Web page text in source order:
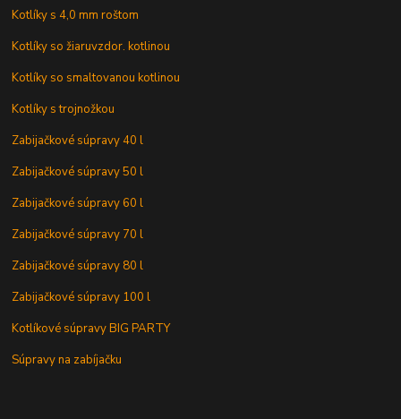
Kotlíky s 4,0 mm roštom
Kotlíky so žiaruvzdor. kotlinou
Kotlíky so smaltovanou kotlinou
Kotlíky s trojnožkou
Zabijačkové súpravy 40 l
Zabijačkové súpravy 50 l
Zabijačkové súpravy 60 l
Zabijačkové súpravy 70 l
Zabijačkové súpravy 80 l
Zabijačkové súpravy 100 l
Kotlíkové súpravy BIG PARTY
Súpravy na zabíjačku